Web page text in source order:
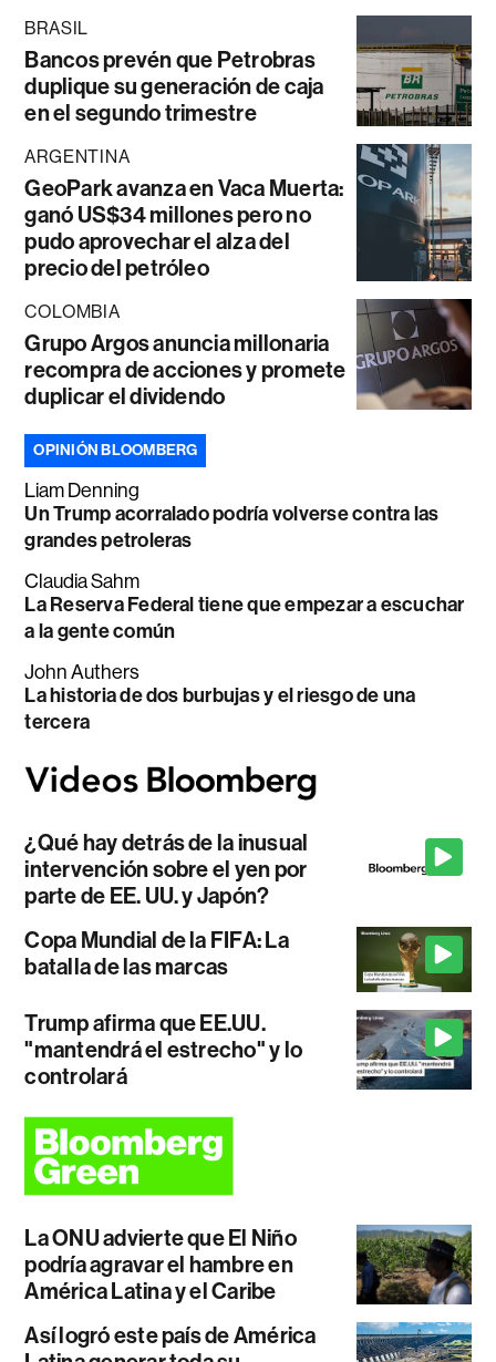
BRASIL
Bancos prevén que Petrobras
duplique su generación de caja
en el segundo trimestre
ARGENTINA
GeoPark avanza en Vaca Muerta:
ganó US$34 millones pero no
pudo aprovechar el alza del
precio del petróleo
COLOMBIA
Grupo Argos anuncia millonaria
recompra de acciones y promete
duplicar el dividendo
OPINIÓN BLOOMBERG
Liam Denning
Un Trump acorralado podría volverse contra las
grandes petroleras
Claudia Sahm
La Reserva Federal tiene que empezar a escuchar
a la gente común
John Authers
La historia de dos burbujas y el riesgo de una
tercera
¿Qué hay detrás de la inusual
intervención sobre el yen por
parte de EE. UU. y Japón?
Copa Mundial de la FIFA: La
batalla de las marcas
Trump afirma que EE.UU.
"mantendrá el estrecho" y lo
controlará
La ONU advierte que El Niño
podría agravar el hambre en
América Latina y el Caribe
Así logró este país de América